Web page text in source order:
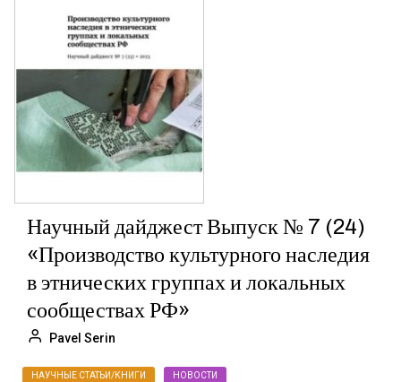
Научный дайджест Выпуск № 7 (24)
«Производство культурного наследия
в этнических группах и локальных
сообществах РФ»
Pavel Serin
НАУЧНЫЕ СТАТЬИ/КНИГИ НОВОСТИ